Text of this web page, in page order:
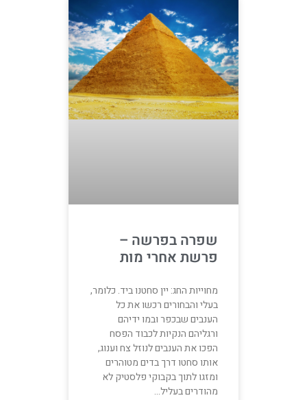
שפרה בפרשה –
פרשת אחרי מות
מחוייות החג: יין סחטנו ביד. כלומר,
בעלי והבחורים רכשו את כל
הענבים שבכפר ובמו ידיהם
ורגליהם הנקיות לכבוד הפסח
הפכו את הענבים לנוזל צח וענוג,
אותו סחטו דרך בדים מטוהרים
ומזגו לתוך בקבוקי פלסטיק לא
מהודרים בעליל…